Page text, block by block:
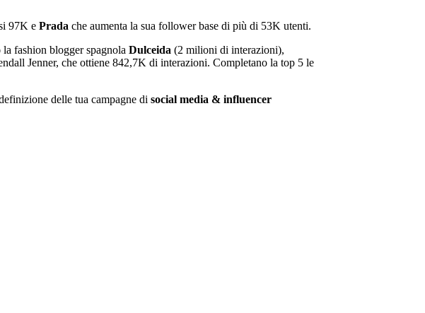
97K ePrada che aumenta la sua follower base di più di 53K utenti.
fashion blogger spagnolaDulceida (2 milioni di interazioni),
Jenner, che ottiene 842,7K di interazioni. Completano la top 5 le
delle tua campagne disocial media & influencer